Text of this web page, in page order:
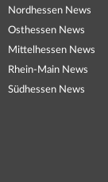
Nordhessen News
Osthessen News
Mittelhessen News
Rhein-Main News
Südhessen News